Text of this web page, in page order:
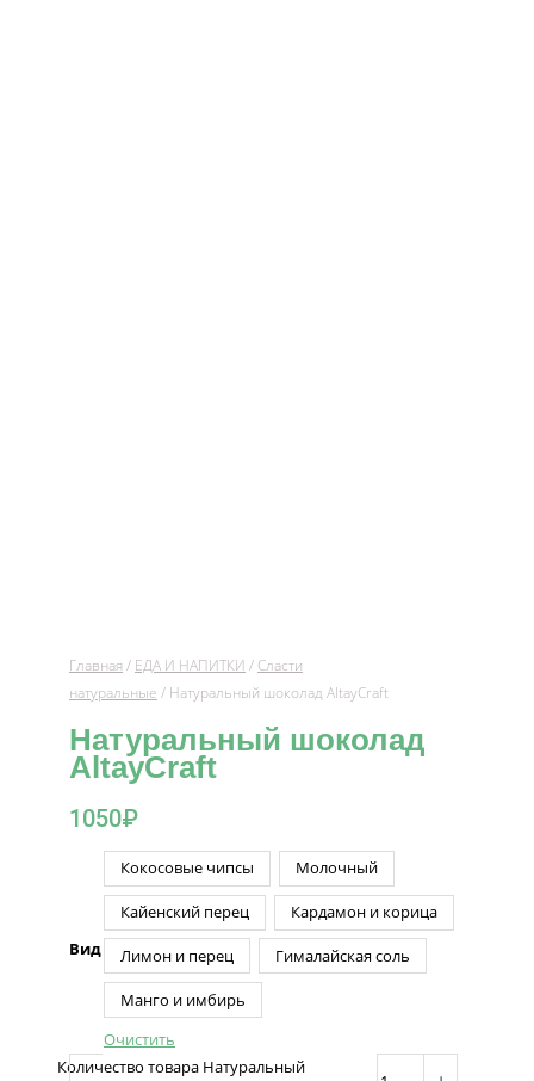
Главная / ЕДА И НАПИТКИ / Сласти
натуральные / Натуральный шоколад AltayCraft
Натуральный шоколад
AltayCraft
1050₽
Вид
Кокосовые чипсы Молочный
Кайенский перец Кардамон и корица
Лимон и перец Гималайская соль
Манго и имбирь
Очистить
Количество товара Натуральный